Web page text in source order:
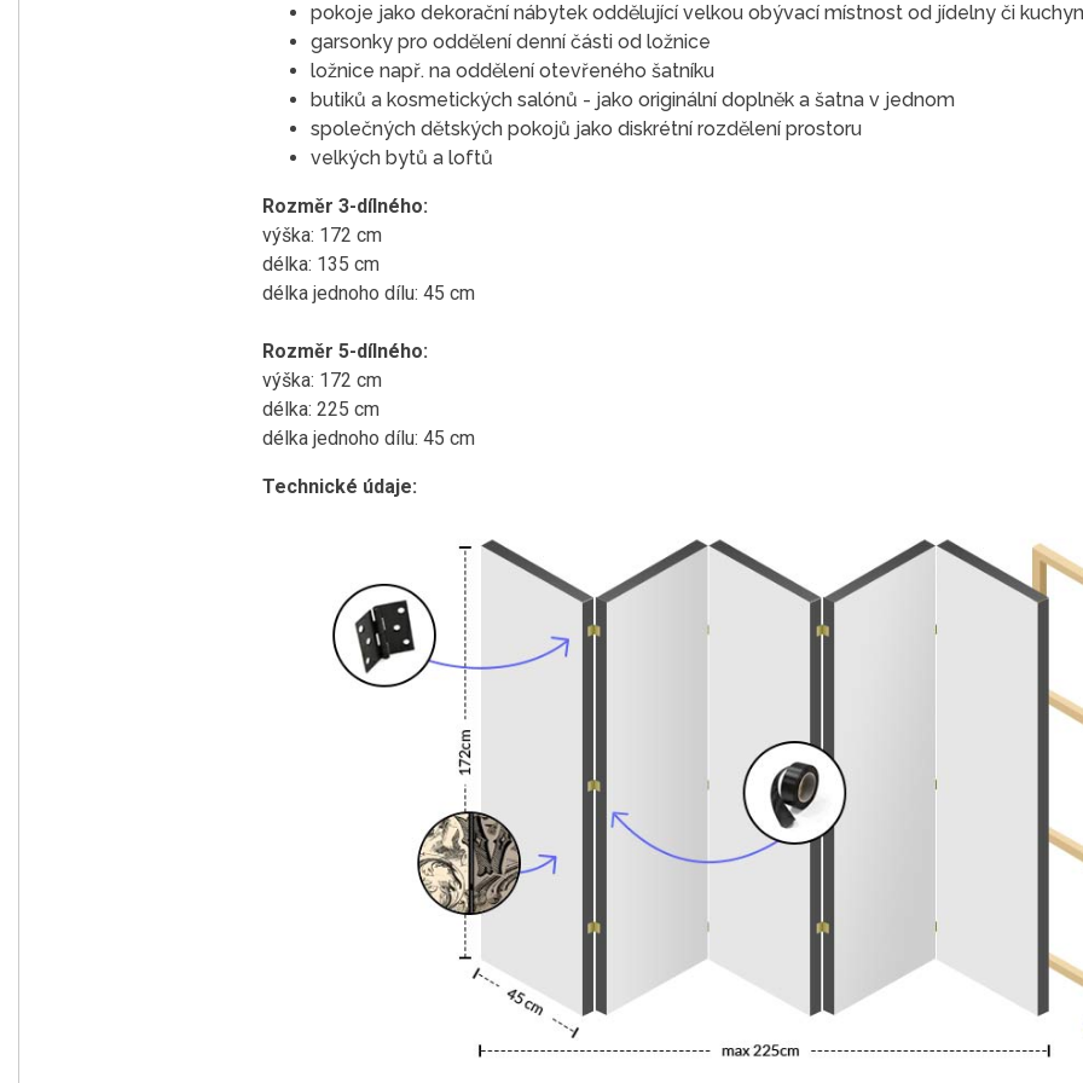
pokoje jako dekorační nábytek oddělující velkou obývací místnost od jídelny či
garsonky pro oddělení denní části od ložnice
ložnice např. na oddělení otevřeného šatníku
butiků a kosmetických salónů - jako originální doplněk a šatna v jednom
společných dětských pokojů jako diskrétní rozdělení prostoru
velkých bytů a loftů
Rozměr 3-dílného:
výška: 172 cm
délka: 135 cm
délka jednoho dílu: 45 cm
Rozměr 5-dílného:
výška: 172 cm
délka: 225 cm
délka jednoho dílu: 45 cm
Technické údaje: